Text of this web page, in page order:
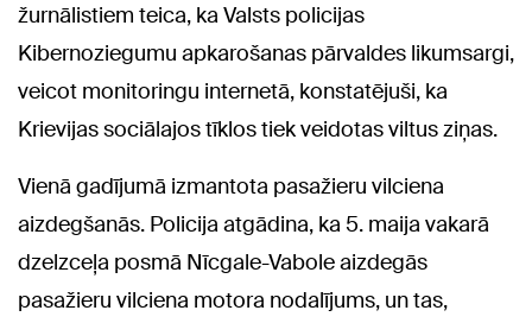
žurnālistiem teica, ka Valsts policijas
Kibernoziegumu apkarošanas pārvaldes likumsargi,
veicot monitoringu internetā, konstatējuši, ka
Krievijas sociālajos tīklos tiek veidotas viltus ziņas.
Vienā gadījumā izmantota pasažieru vilciena
aizdegšanās. Policija atgādina, ka 5. maija vakarā
dzelzceļa posmā Nīcgale-Vabole aizdegās
pasažieru vilciena motora nodalījums, un tas,